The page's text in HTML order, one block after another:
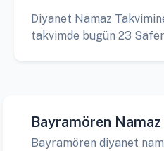
Diyanet Namaz
takvimde bugün 23
Bayramören
Bayramören diyanet